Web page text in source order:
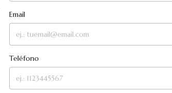
Email
Teléfono